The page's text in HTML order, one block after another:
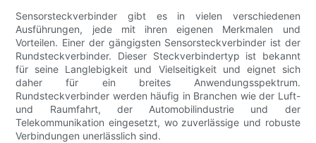
Sensorsteckverbinder gibt es in vielen verschiedenen
Ausführungen, jede mit ihren eigenen Merkmalen und
Vorteilen. Einer der gängigsten Sensorsteckverbinder ist der
Rundsteckverbinder. Dieser Steckverbindertyp ist bekannt
für seine Langlebigkeit und Vielseitigkeit und eignet sich
daher für ein breites Anwendungsspektrum.
Rundsteckverbinder werden häufig in Branchen wie der Luft-
und Raumfahrt, der Automobilindustrie und der
Telekommunikation eingesetzt, wo zuverlässige und robuste
Verbindungen unerlässlich sind.